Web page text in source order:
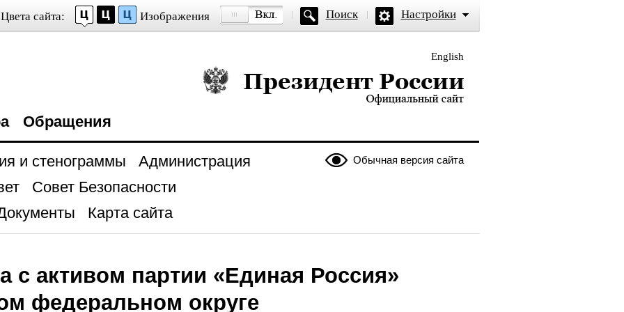
Цвета сайта: Изображения Поиск Настройки
English
Президент России — официальный сайт
Обращения
Обычная версия сайта
и стенограммы
Администрация
Совет Безопасности
Карта сайта
с активом партии «Единая Россия»
федеральном округе